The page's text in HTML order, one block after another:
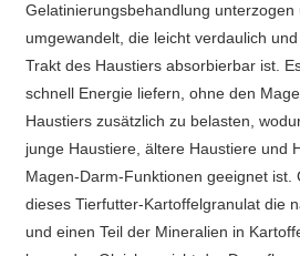
Gelatinierungsbehandlung unterzogen
umgewandelt, die leicht verdaulich
Trakt des Haustiers absorbierbar ist.
schnell Energie liefern, ohne den
Haustiers zusätzlich zu belasten,
junge Haustiere, ältere Haustiere und
Magen-Darm-Funktionen geeignet ist.
dieses Tierfutter-Kartoffelgranulat die
und einen Teil der Mineralien in